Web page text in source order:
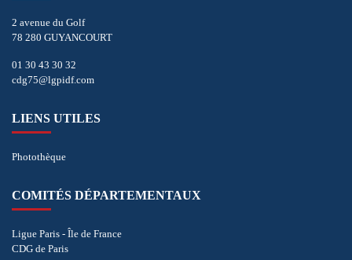
2 avenue du Golf
78 280 GUYANCOURT
01 30 43 30 32
cdg75@lgpidf.com
LIENS UTILES
Photothèque
COMITÉS DÉPARTEMENTAUX
Ligue Paris - Île de France
CDG de Paris